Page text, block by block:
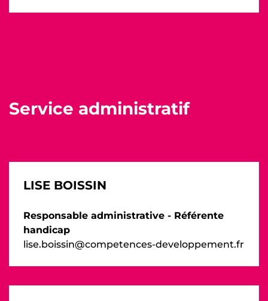
Service administratif
LISE BOISSIN
Responsable administrative - Référente
handicap
lise.boissin@competences-developpement.fr